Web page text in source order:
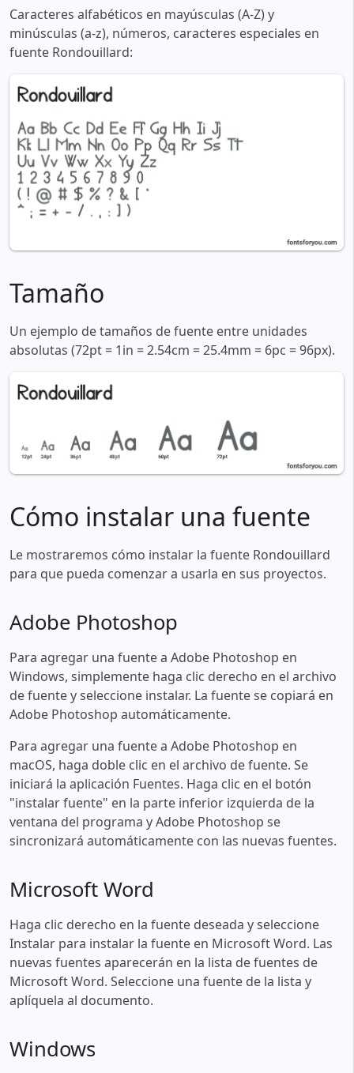
Caracteres alfabéticos en mayúsculas (A-Z) y
minúsculas (a-z), números, caracteres especiales en
fuente Rondouillard:
Tamaño
Un ejemplo de tamaños de fuente entre unidades
absolutas (72pt = 1in = 2.54cm = 25.4mm = 6pc = 96px).
Cómo instalar una fuente
Le mostraremos cómo instalar la fuente Rondouillard
para que pueda comenzar a usarla en sus proyectos.
Adobe Photoshop
Para agregar una fuente a Adobe Photoshop en
Windows, simplemente haga clic derecho en el archivo
de fuente y seleccione instalar. La fuente se copiará en
Adobe Photoshop automáticamente.
Para agregar una fuente a Adobe Photoshop en
macOS, haga doble clic en el archivo de fuente. Se
iniciará la aplicación Fuentes. Haga clic en el botón
"instalar fuente" en la parte inferior izquierda de la
ventana del programa y Adobe Photoshop se
sincronizará automáticamente con las nuevas fuentes.
Microsoft Word
Haga clic derecho en la fuente deseada y seleccione
Instalar para instalar la fuente en Microsoft Word. Las
nuevas fuentes aparecerán en la lista de fuentes de
Microsoft Word. Seleccione una fuente de la lista y
aplíquela al documento.
Windows